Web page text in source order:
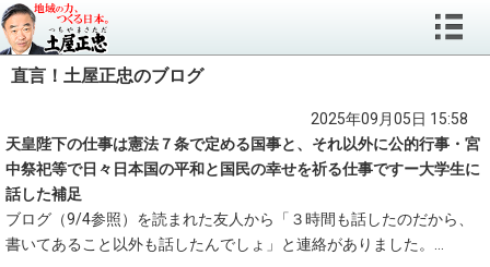
直言！土屋正忠のブログ
2025年09月05日 15:58
天皇陛下の仕事は憲法７条で定める国事と、それ以外に公的行事・宮
中祭祀等で日々日本国の平和と国民の幸せを祈る仕事ですー大学生に
話した補足
ブログ（9/4参照）を読まれた友人から「３時間も話したのだから、
書いてあること以外も話したんでしょ」と連絡がありました。...